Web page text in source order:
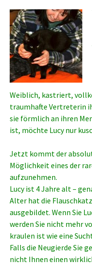
Weiblich, kastriert,
traumhafte Vertreterin
sie förmlich an ihren
ist, möchte Lucy nur
Jetzt kommt der
Möglichkeit eines der
aufzunehmen.
Lucy ist 4 Jahre alt –
Alter hat die
ausgebildet. Wenn Sie
werden Sie nicht mehr
kraulen ist wie eine
Falls die Neugierde Sie
nicht Ihnen einen